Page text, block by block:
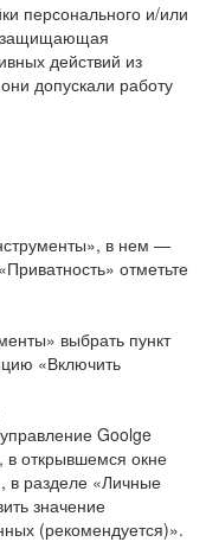
персонального и/или
защищающая
действий из
допускали работу
в нем —
отметьте
выбрать пункт
«Включить
Goolge
в открывшемся окне
в разделе «Личные
значение
(рекомендуется)».